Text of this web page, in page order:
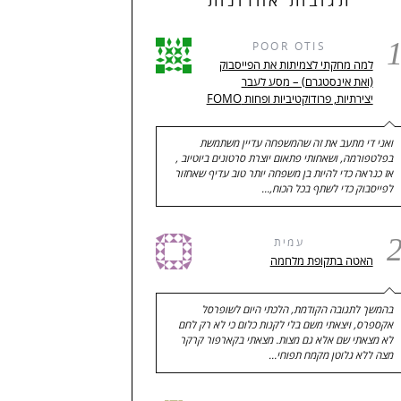
POOR OTIS
למה מחקתי לצמיתות את הפייסבוק
(ואת אינסטגרם) – מסע לעבר
יצירתיות, פרודוקטיביות ופחות FOMO
ואני די מתעב את זה שהמשפחה עדיין משתמשת
בפלטפורמה, ושאחותי פתאום יוצרת סרטונים ביוטיוב ,
אז כנראה כדי להיות בן משפחה יותר טוב עדיף שאחזור
לפייסבוק כדי לשתף בכל הכוח,…
עמית
האטה בתקופת מלחמה
בהמשך לתגובה הקודמת, הלכתי היום לשופרסל
אקספרס, ויצאתי משם בלי לקנות כלום כי לא רק לחם
לא מצאתי שם אלא גם מצות. מצאתי בקארפור קרקר
מצה ללא גלוטן מקמח תפוחי…